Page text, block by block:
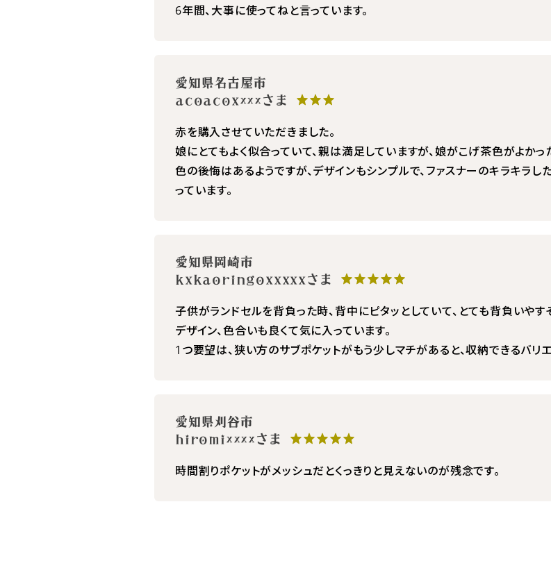
6年間、大事に使ってねと言っています。
愛知県名古屋市
acoacox×××さま ★★★
赤を購入させていただきました。
娘にとてもよく似合っていて、親は満足していますが、娘がこげ茶色がよかった
色の後悔はあるようですが、デザインもシンプルで、ファスナーのキラキラ
っています。
愛知県岡崎市
kxkaoringoxxxxxさま ★★★★★
子供がランドセルを背負った時、背中にピタッとしていて、とても背負いやす
デザイン、色合いも良くて気に入っています。
1つ要望は、狭い方のサブポケットがもう少しマチがあると、収納できるバリ
愛知県刈谷市
hiromi××××さま ★★★★★
時間割りポケットがメッシュだとくっきりと見えないのが残念です。